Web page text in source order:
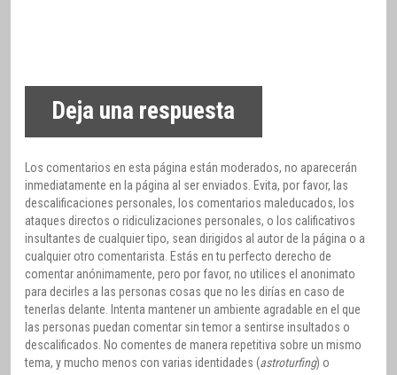
Deja una respuesta
Los comentarios en esta página están moderados, no aparecerán
inmediatamente en la página al ser enviados. Evita, por favor, las
descalificaciones personales, los comentarios maleducados, los
ataques directos o ridiculizaciones personales, o los calificativos
insultantes de cualquier tipo, sean dirigidos al autor de la página o a
cualquier otro comentarista. Estás en tu perfecto derecho de
comentar anónimamente, pero por favor, no utilices el anonimato
para decirles a las personas cosas que no les dirías en caso de
tenerlas delante. Intenta mantener un ambiente agradable en el que
las personas puedan comentar sin temor a sentirse insultados o
descalificados. No comentes de manera repetitiva sobre un mismo
tema, y mucho menos con varias identidades (astroturfing) o